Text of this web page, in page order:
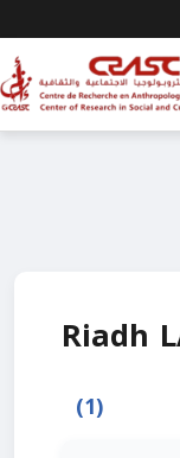
Riadh
(1)